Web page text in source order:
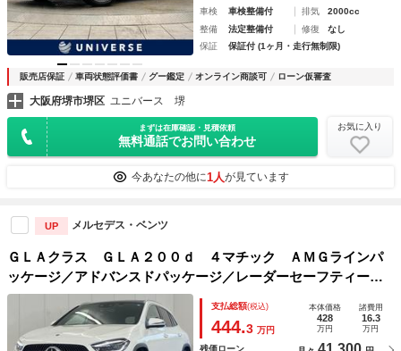
車検
車検整備付 排気
2000cc
整備
法定整備付 修復
なし
保証
保証付 (1ヶ月・走行無制限)
販売店保証 車両状態評価書 グー鑑定 オンライン商談可 ローン仮審査
大阪府堺市堺区 ユニバース 堺
まずは在庫確認・見積依頼
無料通話でお問い合わせ
お気に入り
今あなたの他に1人が見ています
UP メルセデス・ベンツ
ＧＬＡクラス ＧＬＡ２００ｄ ４マチック ＡＭＧラインパ
ッケージ／アドバンスドパッケージ／レーダーセーフティーパ
ッケージ／３６０度カメラ／ＡＧＩＬＩＴＹ ＣＯＮＴＲＯＬ
サスペンション／アダプティブハイビームアシスト・プラス／
純正ドライブレコー
支払総額(税込)
444.3 万円
本体価格
428
万円
諸費用
16.3
万円
残価ローン